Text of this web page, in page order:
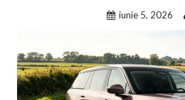
iunie 5, 2026